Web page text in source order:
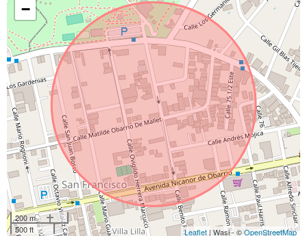
−
200 m
500 ft
Leaflet | Wasi - ©OpenStreetMap